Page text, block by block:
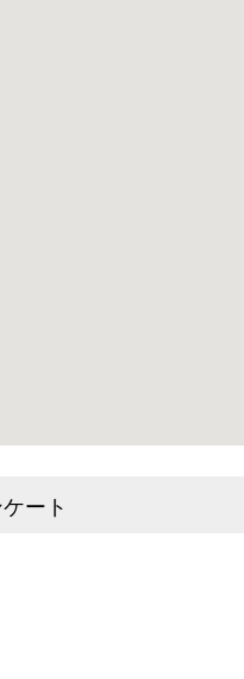
ート